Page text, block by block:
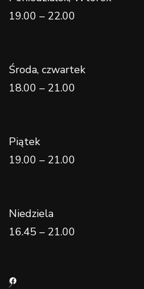
19.00 – 22.00
Środa, czwartek
18.00 – 21.00
Piątek
19.00 – 21.00
Niedziela
16.45 – 21.00
Facebook